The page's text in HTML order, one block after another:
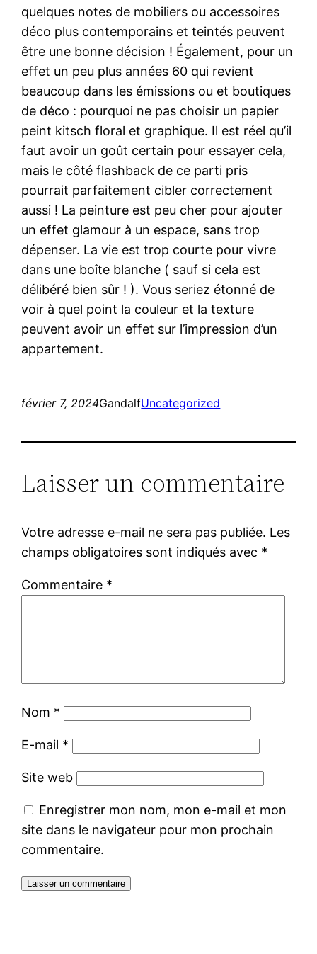
quelques notes de mobiliers ou accessoires
déco plus contemporains et teintés peuvent
être une bonne décision ! Également, pour un
effet un peu plus années 60 qui revient
beaucoup dans les émissions ou et boutiques
de déco : pourquoi ne pas choisir un papier
peint kitsch floral et graphique. Il est réel qu’il
faut avoir un goût certain pour essayer cela,
mais le côté flashback de ce parti pris
pourrait parfaitement cibler correctement
aussi ! La peinture est peu cher pour ajouter
un effet glamour à un espace, sans trop
dépenser. La vie est trop courte pour vivre
dans une boîte blanche ( sauf si cela est
délibéré bien sûr ! ). Vous seriez étonné de
voir à quel point la couleur et la texture
peuvent avoir un effet sur l’impression d’un
appartement.
février 7, 2024GandalfUncategorized
Laisser un commentaire
Votre adresse e-mail ne sera pas publiée. Les
champs obligatoires sont indiqués avec *
Commentaire *
Nom *
E-mail *
Site web
Enregistrer mon nom, mon e-mail et mon
site dans le navigateur pour mon prochain
commentaire.